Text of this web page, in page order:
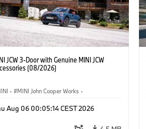
JCW 3-Door with Genuine MINI JCW
(08/2026)
· MINI John Cooper Works ·
Optional Extras, Accessories
Aug 06 00:05:14 CEST 2026